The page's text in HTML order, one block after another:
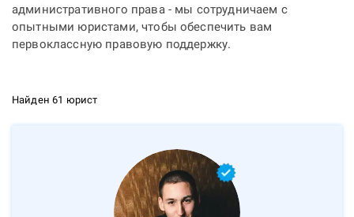
административного права - мы сотрудничаем с
опытными юристами, чтобы обеспечить вам
первоклассную правовую поддержку.
Найден 61 юрист